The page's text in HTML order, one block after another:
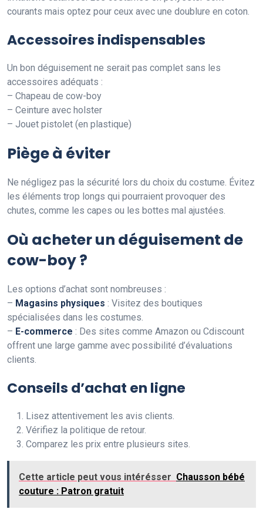
courants mais optez pour ceux avec une doublure en coton.
Accessoires indispensables
Un bon déguisement ne serait pas complet sans les
accessoires adéquats :
– Chapeau de cow-boy
– Ceinture avec holster
– Jouet pistolet (en plastique)
Piège à éviter
Ne négligez pas la sécurité lors du choix du costume. Évitez
les éléments trop longs qui pourraient provoquer des
chutes, comme les capes ou les bottes mal ajustées.
Où acheter un déguisement de
cow-boy ?
Les options d’achat sont nombreuses :
– Magasins physiques : Visitez des boutiques
spécialisées dans les costumes.
– E-commerce : Des sites comme Amazon ou Cdiscount
offrent une large gamme avec possibilité d’évaluations
clients.
Conseils d’achat en ligne
Lisez attentivement les avis clients.
Vérifiez la politique de retour.
Comparez les prix entre plusieurs sites.
Cette article peut vous intérésser Chausson bébé
couture : Patron gratuit